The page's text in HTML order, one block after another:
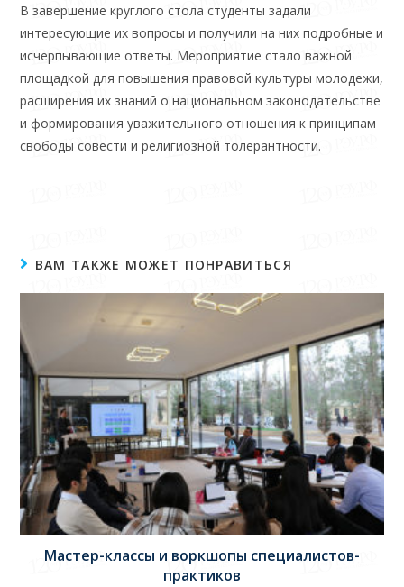
В завершение круглого стола студенты задали
интересующие их вопросы и получили на них подробные и
исчерпывающие ответы. Мероприятие стало важной
площадкой для повышения правовой культуры молодежи,
расширения их знаний о национальном законодательстве
и формирования уважительного отношения к принципам
свободы совести и религиозной толерантности.
ВАМ ТАКЖЕ МОЖЕТ ПОНРАВИТЬСЯ
Мастер-классы и воркшопы специалистов-
практиков